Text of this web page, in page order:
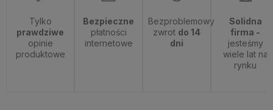
Tylko
prawdziwe
opinie
produktowe
Bezpieczne
płatności
internetowe
Bezproblemowy
zwrot do 14
dni
Solidna
firma -
jesteśmy
wiele lat na
rynku